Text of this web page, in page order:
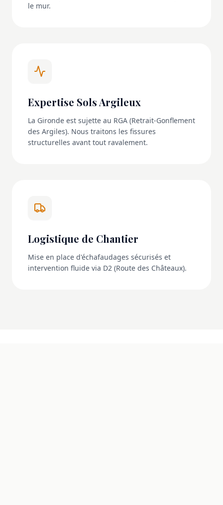
le mur.
Expertise Sols Argileux
La Gironde est sujette au RGA (Retrait-Gonflement
des Argiles). Nous traitons les fissures
structurelles avant tout ravalement.
Logistique de Chantier
Mise en place d'échafaudages sécurisés et
intervention fluide via D2 (Route des Châteaux).